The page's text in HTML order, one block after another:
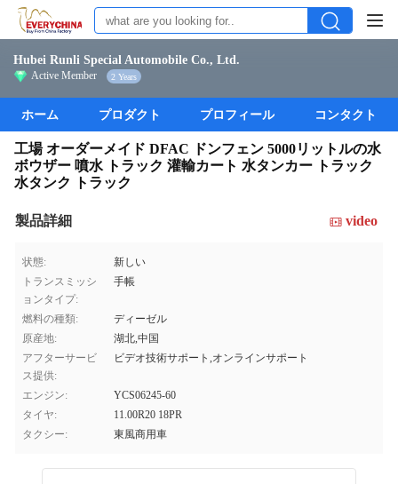
Hubei Runli Special Automobile Co., Ltd.
Active Member 2 Years
ホーム プロダクト プロフィール コンタクト
工場 オーダーメイド DFAC ドンフェン 5000リットルの水
ボウザー 噴水 トラック 灌輸カート 水タンカー トラック
水タンク トラック
製品詳細 video
状態:
新しい
トランスミッシ
ョンタイプ:
手帳
燃料の種類:
ディーゼル
原産地:
湖北,中国
アフターサービ
ス提供:
ビデオ技術サポート,オンラインサポート
エンジン:
YCS06245-60
タイヤ:
11.00R20 18PR
タクシー:
東風商用車